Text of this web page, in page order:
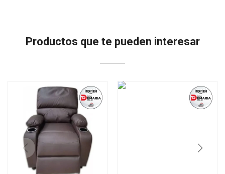
Productos que te pueden interesar